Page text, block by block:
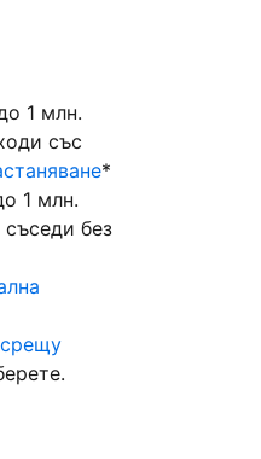
1 млн.
със
*
1 млн.
без